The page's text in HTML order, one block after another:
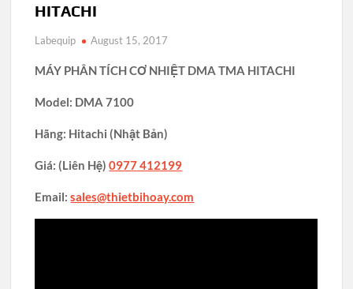
HITACHI
Labequip August 15, 2017
MÁY PHÂN TÍCH CƠ NHIỆT DMA TMA HITACHI
Model: DMA 7100
Hãng: Hitachi (Nhật Bản)
Giá: (Liên Hệ)0977 412199
Email:sales@thietbihoay.com